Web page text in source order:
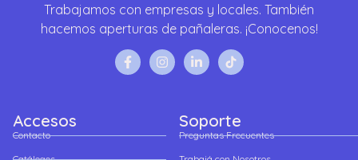
Trabajamos con empresas y locales. También
hacemos aperturas de pañaleras. ¡Conocenos!
Accesos
Contacto
Soporte
Preguntas Frecuentes